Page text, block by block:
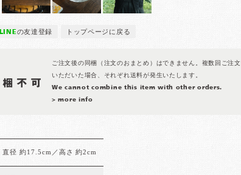
LINEの友達登録 トップページに戻る
ご注文後の同梱（注文のおまとめ）はできません。複数回ご注文
いただいた場合、それぞれ送料が発生いたします。
We cannot combine this item with other orders.
> more info
直径 約17.5cm／高さ 約2cm